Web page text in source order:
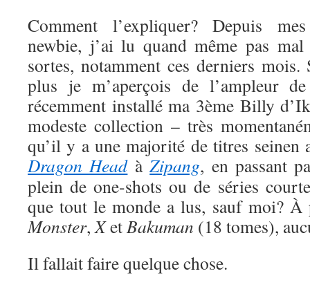
Comment l’expliquer? Depuis
newbie, j’ai lu quand même pas
sortes, notamment ces derniers
plus je m’aperçois de l’ampleur
récemment installé ma 3ème Billy
modeste collection – très
qu’il y a une majorité de titres seinen
Dragon HeadàZipang, en passant
plein de one-shots ou de séries
que tout le monde a lus, sauf moi?
Monster,XetBakuman (18 tomes),
Il fallait faire quelque chose.